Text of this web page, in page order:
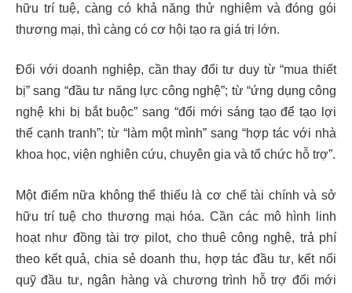
hữu trí tuệ, càng có khả năng thử nghiệm và đóng gói
thương mại, thì càng có cơ hội tạo ra giá trị lớn.
Đối với doanh nghiệp, cần thay đổi tư duy từ “mua thiết
bị” sang “đầu tư năng lực công nghệ”; từ “ứng dụng công
nghệ khi bị bắt buộc” sang “đổi mới sáng tạo để tạo lợi
thế cạnh tranh”; từ “làm một mình” sang “hợp tác với nhà
khoa học, viện nghiên cứu, chuyên gia và tổ chức hỗ trợ”.
Một điểm nữa không thể thiếu là cơ chế tài chính và sở
hữu trí tuệ cho thương mại hóa. Cần các mô hình linh
hoạt như đồng tài trợ pilot, cho thuê công nghệ, trả phí
theo kết quả, chia sẻ doanh thu, hợp tác đầu tư, kết nối
quỹ đầu tư, ngân hàng và chương trình hỗ trợ đổi mới